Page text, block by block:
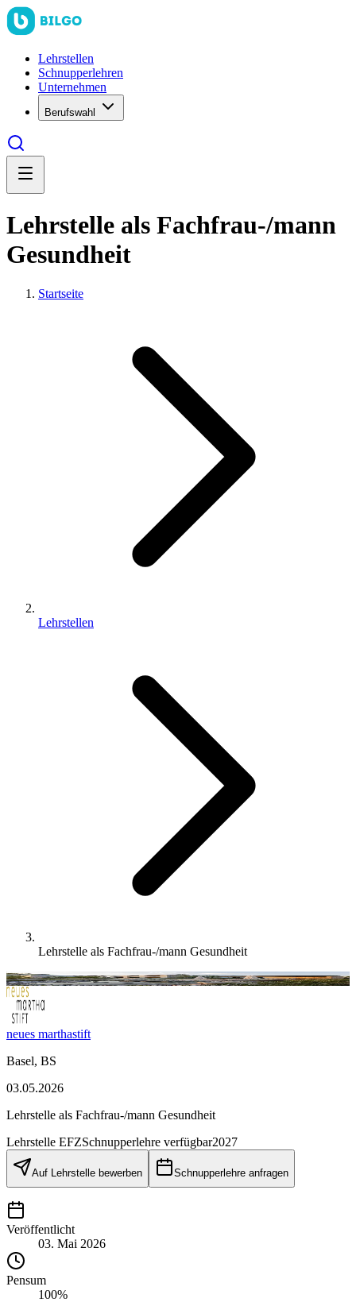
Lehrstellen
Schnupperlehren
Unternehmen
Berufswahl
Lehrstelle als Fachfrau-/mann
Gesundheit
Startseite
Lehrstellen
Lehrstelle als Fachfrau-/mann Gesundheit
neues marthastift
Basel, BS
03.05.2026
Lehrstelle als Fachfrau-/mann Gesundheit
Lehrstelle EFZSchnupperlehre verfügbar2027
Auf Lehrstelle bewerben Schnupperlehre anfragen
Veröffentlicht
03. Mai 2026
Pensum
100%